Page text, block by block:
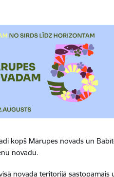
kopš Mārupes novads un
novadu.
novada teritorijā
jaunumi